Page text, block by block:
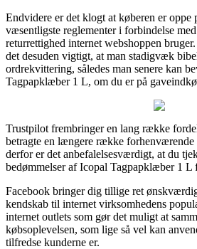
Endvidere er det klogt at køberen er
væsentligste reglementer i forbindelse
returrettighed internet webshoppen
det desuden vigtigt, at man stadigvæk
ordrekvittering, således man senere kan
Tagpapklæber 1 L, om du er på
Trustpilot frembringer en lang række
betragte en længere række forhenværende
derfor er det anbefalelsesværdigt, at du
bedømmelser af Icopal Tagpapklæber 1 L
Facebook bringer dig tillige ret
kendskab til internet virksomhedens
internet outlets som gør det muligt at
købsoplevelsen, som lige så vel kan
tilfredse kunderne er.